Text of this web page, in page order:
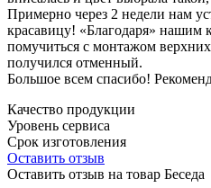
Примерно через 2 недели нам
красавицу! «Благодаря»
помучиться с монтажом
получился отменный.
Большое всем спасибо!
Качество продукции
Уровень сервиса
Срок изготовления
Оставить отзыв
Оставить отзыв на товар Беседа